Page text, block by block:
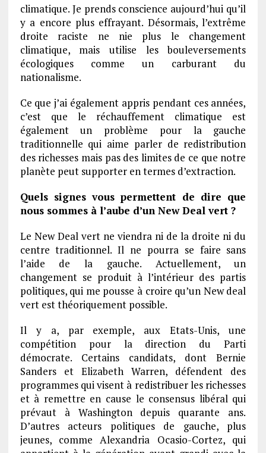
climatique. Je prends conscience aujourd’hui qu’il
y a encore plus effrayant. Désormais, l’extrême
droite raciste ne nie plus le changement
climatique, mais utilise les bouleversements
écologiques comme un carburant du
nationalisme.
Ce que j’ai également appris pendant ces années,
c’est que le réchauffement climatique est
également un problème pour la gauche
traditionnelle qui aime parler de redistribution
des richesses mais pas des limites de ce que notre
planète peut supporter en termes d’extraction.
Quels signes vous permettent de dire que
nous sommes à l’aube d’un New Deal vert ?
Le New Deal vert ne viendra ni de la droite ni du
centre traditionnel. Il ne pourra se faire sans
l’aide de la gauche. Actuellement, un
changement se produit à l’intérieur des partis
politiques, qui me pousse à croire qu’un New deal
vert est théoriquement possible.
Il y a, par exemple, aux Etats-Unis, une
compétition pour la direction du Parti
démocrate. Certains candidats, dont Bernie
Sanders et Elizabeth Warren, défendent des
programmes qui visent à redistribuer les richesses
et à remettre en cause le consensus libéral qui
prévaut à Washington depuis quarante ans.
D’autres acteurs politiques de gauche, plus
jeunes, comme Alexandria Ocasio-Cortez, qui